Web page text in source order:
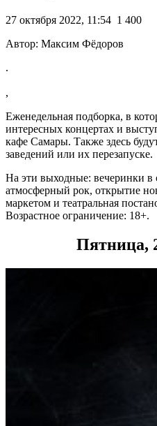
27 октября 2022, 11:54 1 400
Автор: Максим Фёдоров
.
,
Еженедельная подборка, в
интересных концертах и
кафе Самары. Также здесь
заведений или их перезапуске.
На эти выходные: вечеринки в
атмосферный рок, открытие
маркетом и театральная
Возрастное ограничение: 18+.
Пятница,